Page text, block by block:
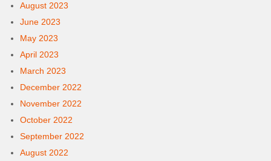
August 2023
June 2023
May 2023
April 2023
March 2023
December 2022
November 2022
October 2022
September 2022
August 2022